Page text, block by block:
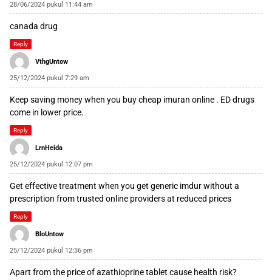
28/06/2024 pukul 11:44 am
canada drug
Reply
VthgUntow
25/12/2024 pukul 7:29 am
Keep saving money when you buy cheap imuran online . ED drugs
come in lower price.
Reply
LrnHeida
25/12/2024 pukul 12:07 pm
Get effective treatment when you get generic imdur without a
prescription from trusted online providers at reduced prices
Reply
BloUntow
25/12/2024 pukul 12:36 pm
Apart from the price ofazathioprine tablet cause health risk?